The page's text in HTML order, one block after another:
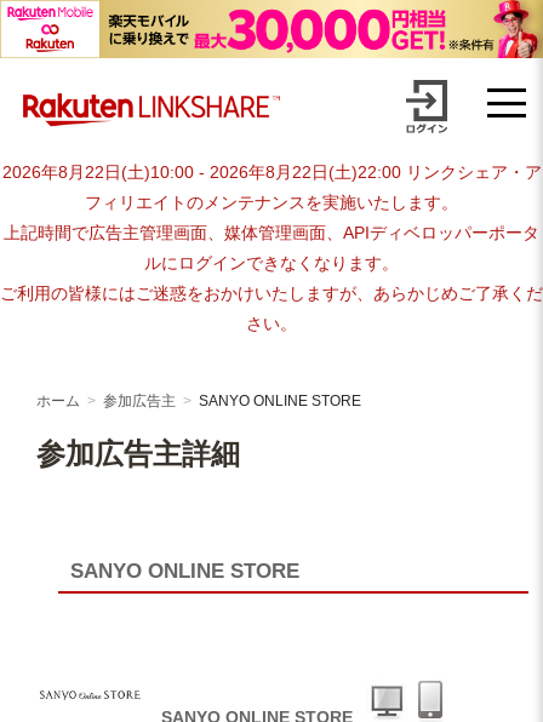
advertiser-html
2026年8月22日(土)10:00 - 2026年8月22日(土)22:00 リンクシェア・ア
フィリエイトのメンテナンスを実施いたします。
上記時間で広告主管理画面、媒体管理画面、APIディベロッパーポータ
ルにログインできなくなります。
ご利用の皆様にはご迷惑をおかけいたしますが、あらかじめご了承くだ
さい。
ホーム 参加広告主 SANYO ONLINE STORE
参加広告主詳細
SANYO ONLINE STORE
SANYO ONLINE STORE